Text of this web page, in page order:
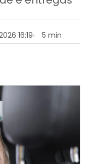
16:19
5 min